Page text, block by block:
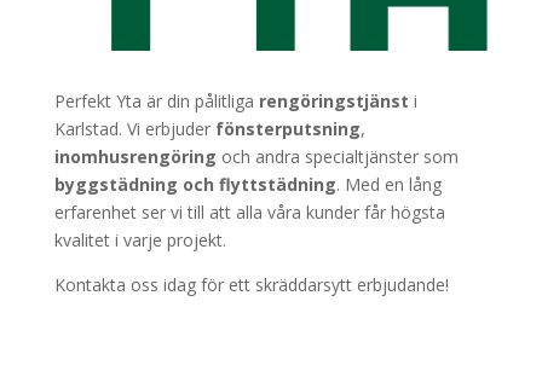
Perfekt Yta är din pålitliga rengöringstjänst i
Karlstad. Vi erbjuder fönsterputsning,
inomhusrengöring och andra specialtjänster som
byggstädning och flyttstädning. Med en lång
erfarenhet ser vi till att alla våra kunder får högsta
kvalitet i varje projekt.
Kontakta oss idag för ett skräddarsytt erbjudande!